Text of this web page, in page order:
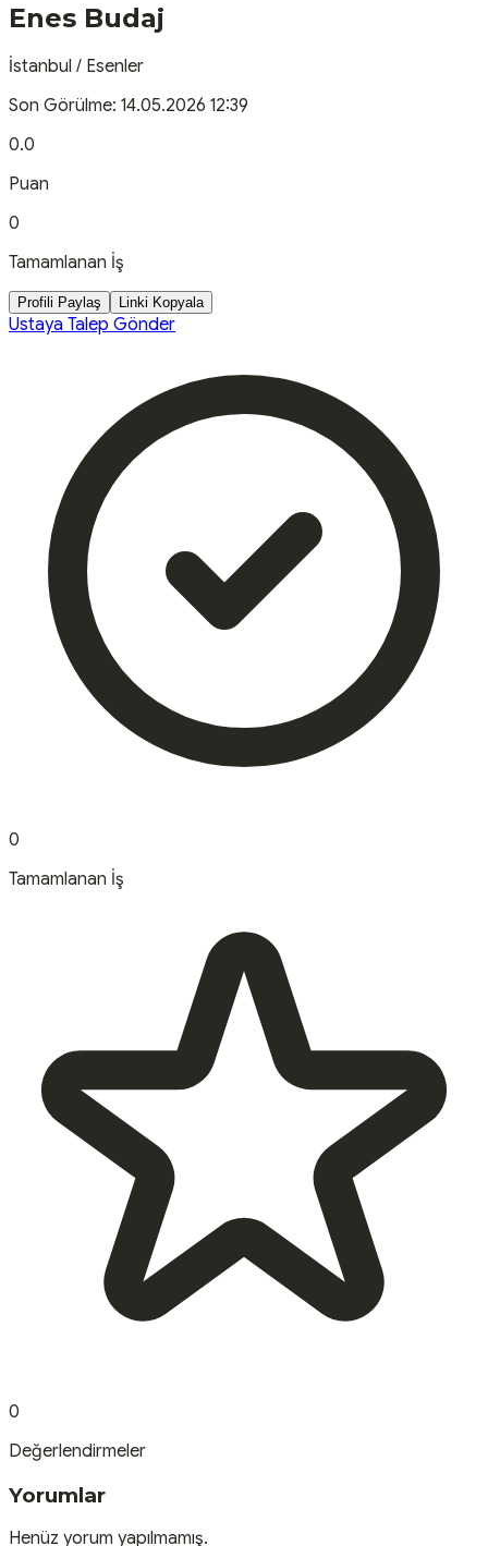
Enes Budaj
İstanbul / Esenler
Son Görülme: 14.05.2026 12:39
0.0
Puan
0
Tamamlanan İş
Profili Paylaş Linki Kopyala
Ustaya Talep Gönder
0
Tamamlanan İş
0
Değerlendirmeler
Yorumlar
Henüz yorum yapılmamış.